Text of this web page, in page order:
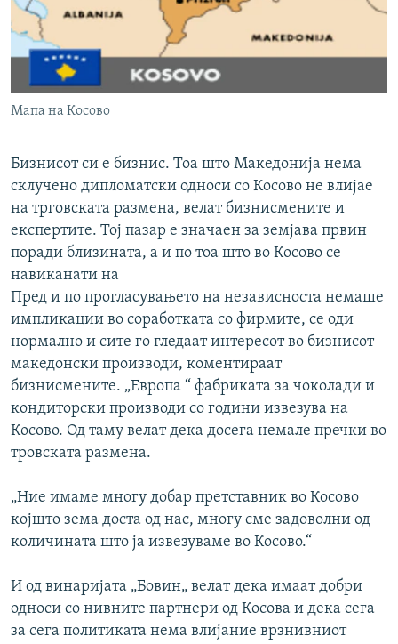
РСЕ веб страници
Мапа на Косово
Бизнисот си е бизнис. Тоа што Македонија нема
склучено дипломатски односи со Косово не влијае
на трговската размена, велат бизнисмените и
експертите. Тој пазар е значаен за земјава првин
поради близината, а и по тоа што во Косово се
навиканати на
Пред и по прогласувањето на независноста немаше
импликации во соработката со фирмите, се оди
нормално и сите го гледаат интересот во бизнисот
македонски производи, коментираат
бизнисмените. „Европа “ фабриката за чоколади и
кондиторски производи со години извезува на
Косово. Од таму велат дека досега немале пречки во
тровската размена.
„Ние имаме многу добар претставник во Косово
којшто зема доста од нас, многу сме задоволни од
количината што ја извезуваме во Косово.“
И од винаријата „Бовин„ велат дека имаат добри
односи со нивните партнери од Косова и дека сега
за сега политиката нема влијание врзнивниот